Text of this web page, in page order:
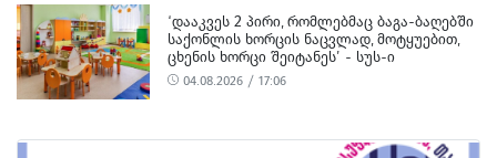
‘ᲓᲐᲐᲙᲕᲔᲡ 2 ᲞᲘᲠᲘ, ᲠᲝᲛᲚᲔᲑᲛᲐᲪ ᲑᲐᲒᲐ-ᲑᲐᲦᲔᲑᲨᲘ
ᲡᲐᲥᲝᲜᲚᲘᲡ ᲮᲝᲠᲪᲘᲡ ᲜᲐᲪᲕᲚᲐᲓ, ᲛᲝᲢᲧᲣᲔᲑᲘᲗ,
ᲪᲮᲔᲜᲘᲡ ᲮᲝᲠᲪᲘ ᲨᲔᲘᲢᲐᲜᲔᲡ’ - ᲡᲣᲡ-Ი
04.08.2026 / 17:06